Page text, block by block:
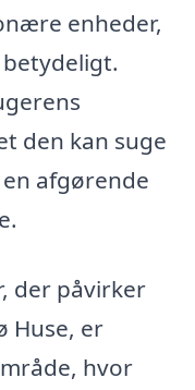
enheder,
den kan suge
afgørende
der påvirker
Huse, er
hvor